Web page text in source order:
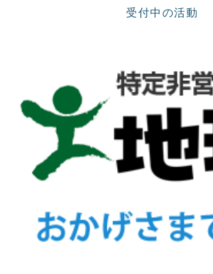
受付中の活動